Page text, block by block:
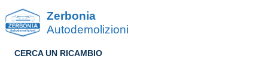
Zerbonia
Autodemolizioni
CERCA UN RICAMBIO